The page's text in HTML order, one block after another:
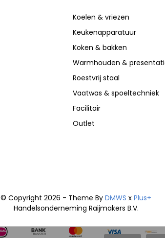
Koelen & vriezen
Keukenapparatuur
Koken & bakken
Warmhouden &
Roestvrij staal
Vaatwas & spoeltechniek
Facilitair
Outlet
© Copyright 2026 - Theme ByDMWS xPlus+
Handelsonderneming Raijmakers B.V.